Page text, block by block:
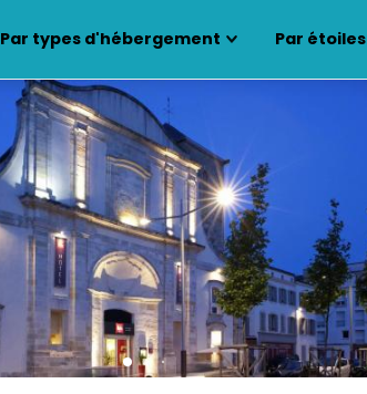
Par types d'hébergement Par étoiles